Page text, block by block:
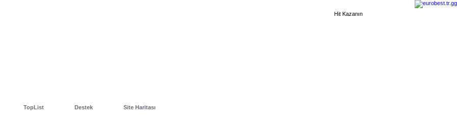
Hit Kazanın
TopList Destek Site Haritası